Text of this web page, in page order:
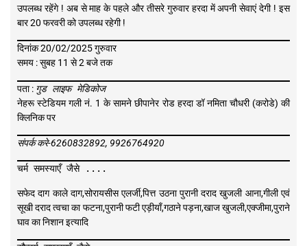
उपलब्ध रहेंगे ! अब से माह के पहले और तीसरे गुरुवार हरदा में अपनी सेवाएं देगी ! इस
बार 20 फरवरी को उपलब्ध रहेगी !
दिनांक 20/02/2025 गुरुवार
समय : सुबह 11 से 2 बजे तक
पता : गुड लाइफ मेडिकोज
नेहरू स्टेडियम गली नं. 1 के सामने छीपानेर रोड हरदा डॉ नमिता चौधरी (करोडे) की
क्लिनिक पर
संपर्क करे-6260832892, 9926764920
चर्म समस्याएँ जैसे ....
सफेद दाग काले दाग,सोरायसीस एलर्जी,पित्त उठना पुरानी दराद खुजली आना,गीली एवं
सूखी दराद त्वचा का फटना,पुरानी फटी एड़ीयाँ,गठाने पड़ना,खाज खुजली,एक्जीमा,पुराने
घाव का निशान इत्यादि